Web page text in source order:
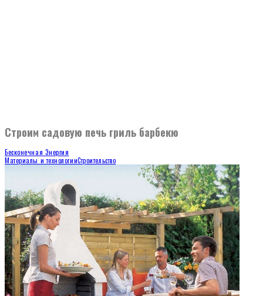
Строим садовую печь гриль барбекю
Бесконечная Энергия
Материалы и технологииСтроительство